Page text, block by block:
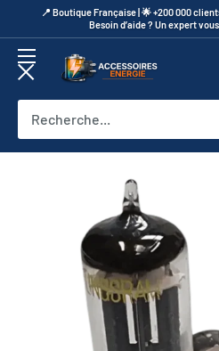
au
contenu
​📍​ Boutique Française | 🌟 +200 000
Besoin d’aide ? Un expert
Accessoires